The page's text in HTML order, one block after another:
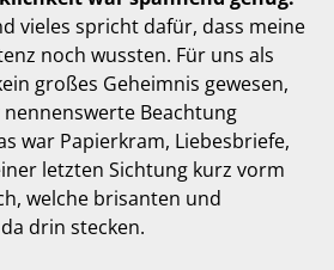
vieles spricht dafür, dass meine
noch wussten. Für uns als
großes Geheimnis gewesen,
Beachtung
war Papierkram, Liebesbriefe,
letzten Sichtung kurz vorm
welche brisanten und
drin stecken.